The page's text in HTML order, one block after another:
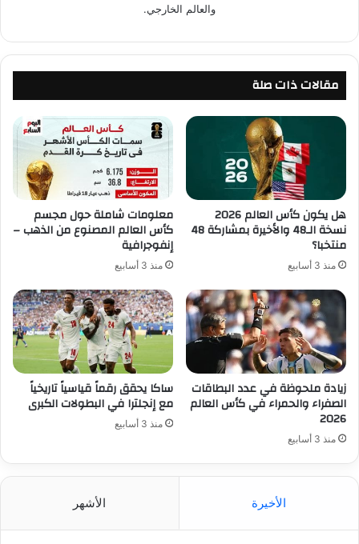
والعالم الخارجي.
مقالات ذات صلة
هل يكون كأس العالم 2026
نسخة الـ48 والأخيرة بمشاركة 48
منتخبا؟
منذ 3 أسابيع
معلومات شاملة حول مجسم
كأس العالم المصنوع من الذهب –
إنفوجرافية
منذ 3 أسابيع
زيادة ملحوظة في عدد البطاقات
الصفراء والحمراء في كأس العالم
2026
منذ 3 أسابيع
ساكا يحقق رقماً قياسياً تاريخياً
مع إنجلترا في البطولات الكبرى
منذ 3 أسابيع
الأخيرة الأشهر